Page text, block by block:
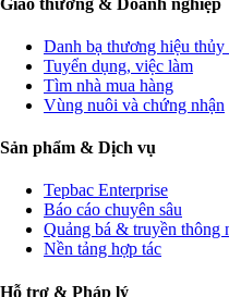
Danh bạ thương hiệu thủy
Tuyển dụng, việc làm
Tìm nhà mua hàng
Vùng nuôi và chứng nhận
Sản phẩm & Dịch vụ
Tepbac Enterprise
Báo cáo chuyên sâu
Quảng bá & truyền thông
Nền tảng hợp tác
Hỗ trợ & Pháp lý